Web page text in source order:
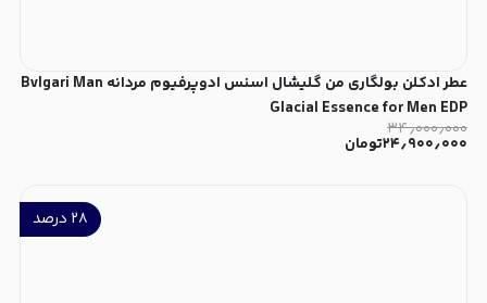
عطر ادکلن بولگاری من گلیشال اسنس ادوپرفیوم مردانه Bvlgari Man
Glacial Essence for Men EDP
۳۴٫۰۰۰٫۰۰۰
۲۴٫۹۰۰٫۰۰۰تومان
۲۸ درصد